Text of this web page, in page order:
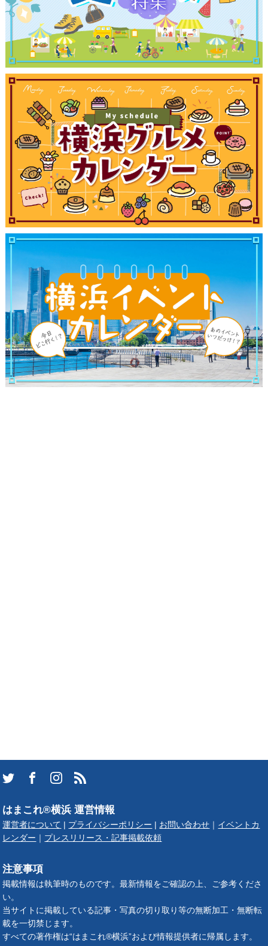
観光ガイド
ランキング
ブログ記事
サイトについて
はまこれ®横浜 運営情報
運営者について | プライバシーポリシー | お問い合わせ ｜ イベントカ
レンダー ｜ プレスリリース・記事掲載依頼
注意事項
掲載情報は執筆時のものです。最新情報をご確認の上、ご参考くださ
い。
当サイトに掲載している記事・写真の切り取り等の無断加工・無断転
載を一切禁じます。
すべての著作権は“はまこれ®横浜”および情報提供者に帰属します。